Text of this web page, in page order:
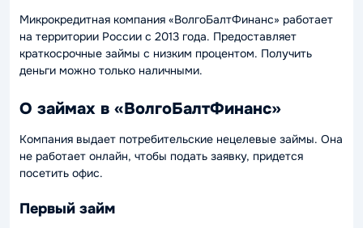
Микрокредитная компания «ВолгоБалтФинанс» работает
на территории России с 2013 года. Предоставляет
краткосрочные займы с низким процентом. Получить
деньги можно только наличными.
О займах в «ВолгоБалтФинанс»
Компания выдает потребительские нецелевые займы. Она
не работает онлайн, чтобы подать заявку, придется
посетить офис.
Первый займ